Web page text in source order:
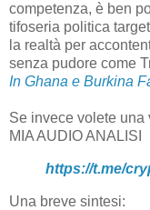
competenza, è ben
tifoseria politica
la realtà per
senza pudore come
In Ghana e Burkina
Se invece volete
MIA AUDIO ANALISI
https://t.me/
Una breve sintesi: